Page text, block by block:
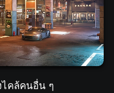
คล้คนอื่น ๆ